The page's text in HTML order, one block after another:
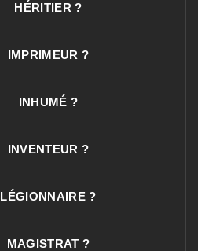
HÉRITIER ?
IMPRIMEUR ?
INHUMÉ ?
INVENTEUR ?
LÉGIONNAIRE ?
MAGISTRAT ?